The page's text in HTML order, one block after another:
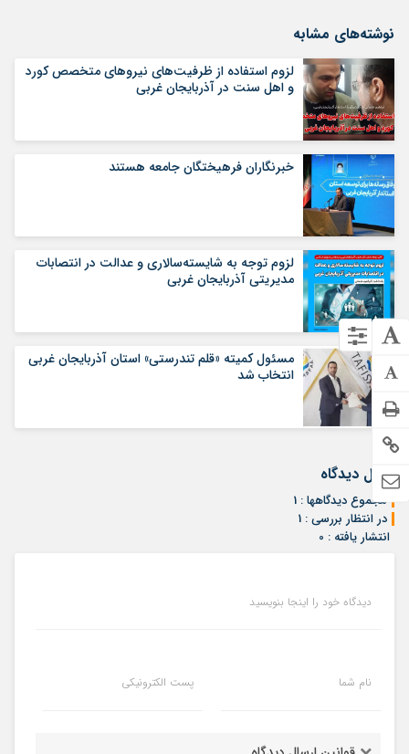
نوشته‌های مشابه
لزوم استفاده از ظرفیت‌های نیروهای متخصص کورد
و اهل سنت در آذربایجان غربی
خبرنگاران فرهیختگان جامعه هستند
لزوم توجه به شایسته‌سالاری و عدالت در انتصابات
مدیریتی آذربایجان غربی
مسئول کمیته «قلم تندرستی» استان آذربایجان غربی
انتخاب شد
ارسال دیدگاه
مجموع دیدگاهها : 1
در انتظار بررسی : 1
انتشار یافته : 0
دیدگاه خود را اینجا بنویسید
نام شما پست الکترونیکی